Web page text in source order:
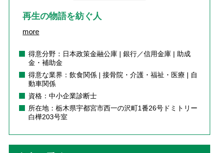
再生の物語を紡ぐ人
more
得意分野：日本政策金融公庫 | 銀行／信用金庫 | 助成
金・補助金
得意な業界：飲食関係 | 接骨院・介護・福祉・医療 | 自
動車関係
資格：中小企業診断士
所在地：栃木県宇都宮市西一の沢町1番26号ドミトリー
白樺203号室